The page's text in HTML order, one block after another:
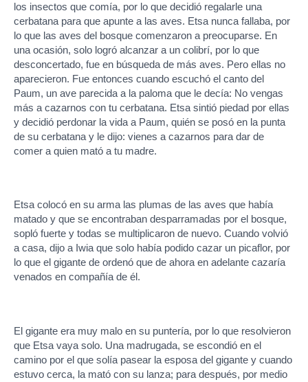
los insectos que comía, por lo que decidió regalarle una
cerbatana para que apunte a las aves. Etsa nunca fallaba, por
lo que las aves del bosque comenzaron a preocuparse. En
una ocasión, solo logró alcanzar a un colibrí, por lo que
desconcertado, fue en búsqueda de más aves. Pero ellas no
aparecieron. Fue entonces cuando escuchó el canto del
Paum, un ave parecida a la paloma que le decía: No vengas
más a cazarnos con tu cerbatana. Etsa sintió piedad por ellas
y decidió perdonar la vida a Paum, quién se posó en la punta
de su cerbatana y le dijo: vienes a cazarnos para dar de
comer a quien mató a tu madre.
Etsa colocó en su arma las plumas de las aves que había
matado y que se encontraban desparramadas por el bosque,
sopló fuerte y todas se multiplicaron de nuevo. Cuando volvió
a casa, dijo a Iwia que solo había podido cazar un picaflor, por
lo que el gigante de ordenó que de ahora en adelante cazaría
venados en compañía de él.
El gigante era muy malo en su puntería, por lo que resolvieron
que Etsa vaya solo. Una madrugada, se escondió en el
camino por el que solía pasear la esposa del gigante y cuando
estuvo cerca, la mató con su lanza; para después, por medio